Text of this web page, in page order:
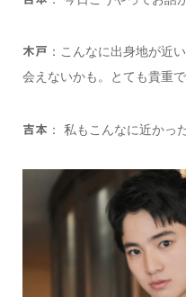
木戸 ：こんなに出身地が近
会えないかも。とても貴重で
吉本 ： 私もこんなに近かっ